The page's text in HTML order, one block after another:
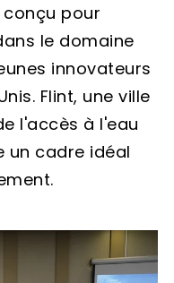
pour
le domaine
innovateurs
Flint, une ville
l'accès à l'eau
un cadre idéal